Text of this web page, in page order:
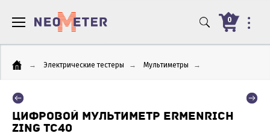
0
→ Электрические тестеры → Мультиметры →
ЦИФРОВОЙ МУЛЬТИМЕТР ERMENRICH
ZING TC40